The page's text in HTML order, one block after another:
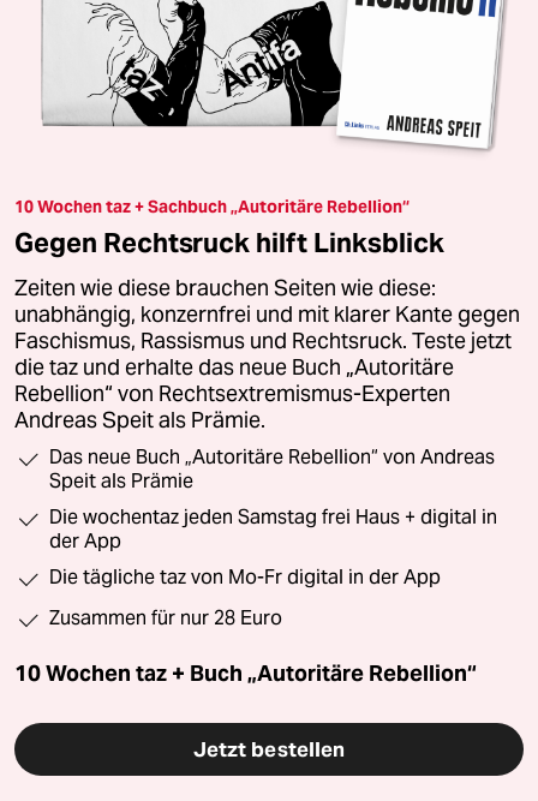
10 Wochen taz + Sachbuch „Autoritäre Rebellion“
Gegen Rechtsruck hilft Linksblick
Zeiten wie diese brauchen Seiten wie diese:
unabhängig, konzernfrei und mit klarer Kante gegen
Faschismus, Rassismus und Rechtsruck. Teste jetzt
die taz und erhalte das neue Buch „Autoritäre
Rebellion“ von Rechtsextremismus-Experten
Andreas Speit als Prämie.
Das neue Buch „Autoritäre Rebellion“ von Andreas
Speit als Prämie
Die wochentaz jeden Samstag frei Haus + digital in
der App
Die tägliche taz von Mo-Fr digital in der App
Zusammen für nur 28 Euro
10 Wochen taz + Buch „Autoritäre Rebellion“
Jetzt bestellen